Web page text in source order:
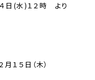
日(水)１２時 より
１５日（木）